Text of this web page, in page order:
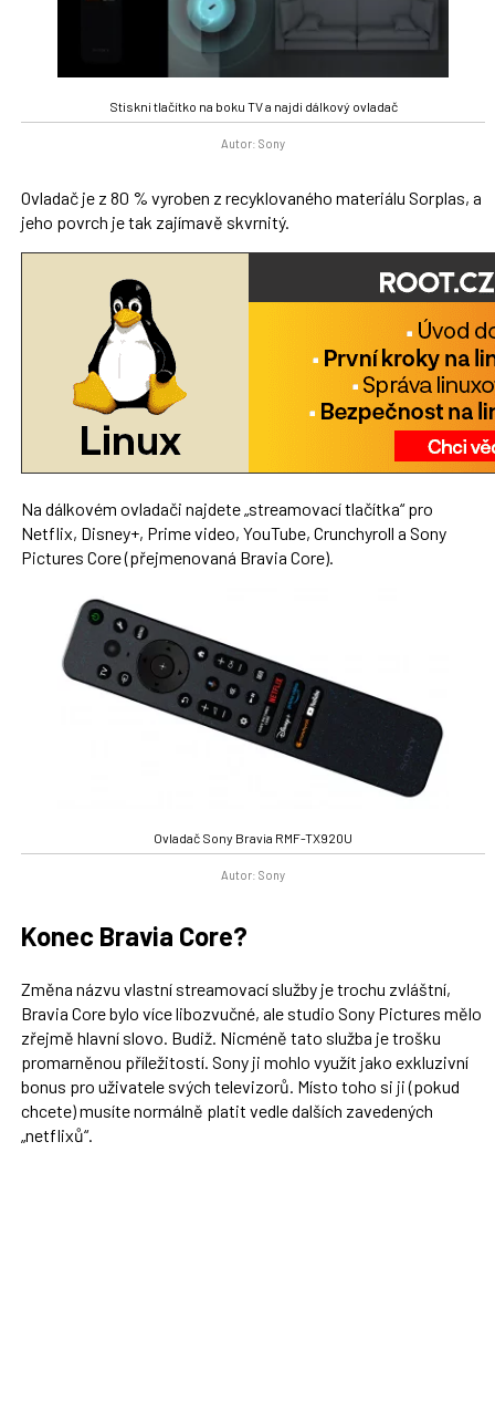
Stiskni tlačítko na boku TV a najdi dálkový ovladač
Autor: Sony
Ovladač je z 80 % vyroben z recyklovaného materiálu Sorplas, a
jeho povrch je tak zajímavě skvrnitý.
Na dálkovém ovladači najdete „streamovací tlačítka“ pro
Netflix, Disney+, Prime video, YouTube, Crunchyroll a Sony
Pictures Core (přejmenovaná Bravia Core).
Ovladač Sony Bravia RMF-TX920U
Autor: Sony
Konec Bravia Core?
Změna názvu vlastní streamovací služby je trochu zvláštní,
Bravia Core bylo více libozvučné, ale studio Sony Pictures mělo
zřejmě hlavní slovo. Budiž. Nicméně tato služba je trošku
promarněnou příležitostí. Sony ji mohlo využít jako exkluzivní
bonus pro uživatele svých televizorů. Místo toho si ji (pokud
chcete) musíte normálně platit vedle dalších zavedených
„netflixů“.